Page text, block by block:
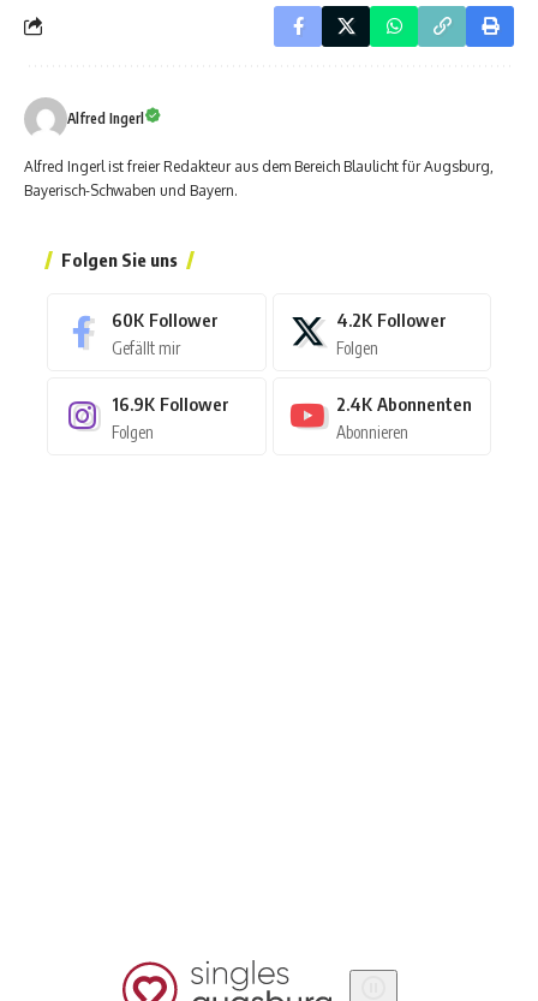
Alfred Ingerl
Alfred Ingerl ist freier Redakteur aus dem Bereich Blaulicht für Augsburg,
Bayerisch-Schwaben und Bayern.
Folgen Sie uns
60K Follower
Gefällt mir
4.2K Follower
Folgen
16.9K Follower
Folgen
2.4K Abonnenten
Abonnieren